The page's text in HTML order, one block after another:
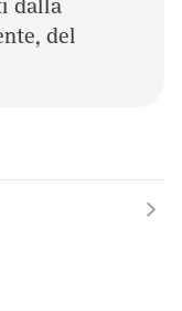
dalla
del